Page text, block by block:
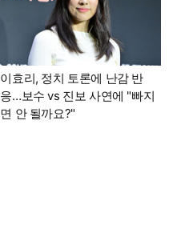
이효리, 정치 토론에 난감 반
응…보수 vs 진보 사연에 "빠지
면 안 될까요?"